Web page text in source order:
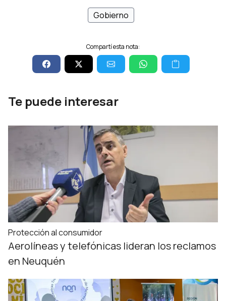
Gobierno
Compartí esta nota:
Te puede interesar
Protección al consumidor
Aerolíneas y telefónicas lideran los reclamos
en Neuquén